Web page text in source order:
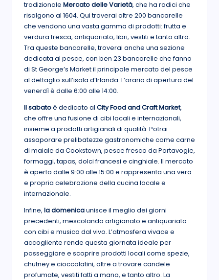
tradizionale Mercato delle Varietà, che ha radici che
risalgono al 1604. Qui troverai oltre 200 bancarelle
che vendono una vasta gamma di prodotti: frutta e
verdura fresca, antiquariato, libri, vestiti e tanto altro.
Tra queste bancarelle, troverai anche una sezione
dedicata al pesce, con ben 23 bancarelle che fanno
di St George’s Market il principale mercato del pesce
al dettaglio sull’isola d’Irlanda. L’orario di apertura del
venerdì è dalle 6:00 alle 14:00.
Il sabatoè dedicato al City Food and Craft Market,
che offre una fusione di cibi locali e internazionali,
insieme a prodotti artigianali di qualità. Potrai
assaporare prelibatezze gastronomiche come carne
di maiale da Cookstown, pesce fresco da Portavogie,
formaggi, tapas, dolci francesi e cinghiale. Il mercato
è aperto dalle 9:00 alle 15:00 e rappresenta una vera
e propria celebrazione della cucina locale e
internazionale.
Infine, la domenicaunisce il meglio dei giorni
precedenti, mescolando artigianato e antiquariato
con cibi e musica dal vivo. L’atmosfera vivace e
accogliente rende questa giornata ideale per
passeggiare e scoprire prodotti locali come spezie,
chutney e cioccolatini, oltre a trovare candele
profumate, vestiti fatti a mano, e tanto altro. La